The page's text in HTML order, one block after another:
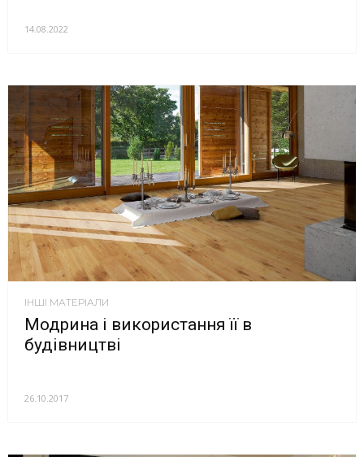
14.08.2022
ІНШІ МАТЕРІАЛИ
Модрина і використання її в
будівництві
26.10.2017